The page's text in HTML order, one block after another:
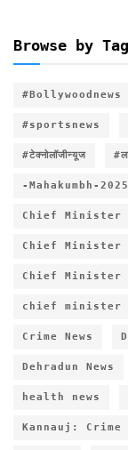
Browse by
#Bollywoodnews
#sportsnews
#टेक्नोलॉजीन्यूज
-Mahakumbh-2025
Chief Minister
Chief Minister
Chief Minister
chief minister
Crime News
Dehradun News
health news
Kannauj: Crime